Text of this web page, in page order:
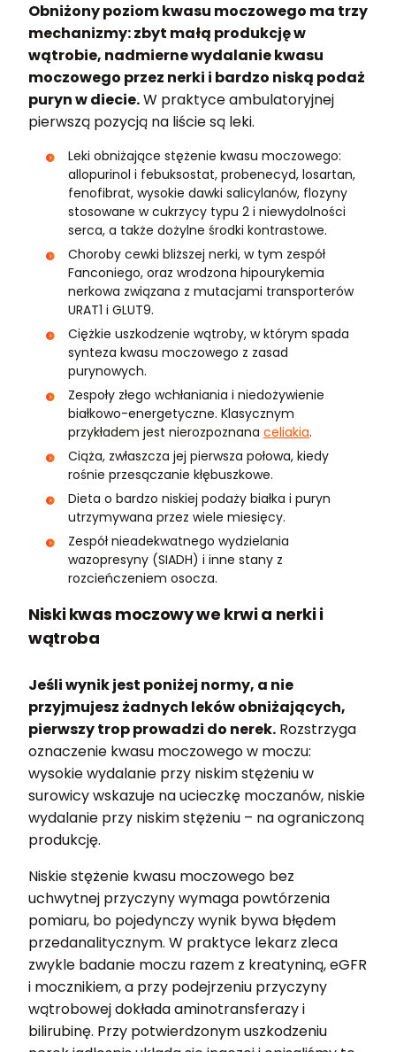
Obniżony poziom kwasu moczowego ma trzy
mechanizmy: zbyt małą produkcję w
wątrobie, nadmierne wydalanie kwasu
moczowego przez nerki i bardzo niską podaż
puryn w diecie.W praktyce ambulatoryjnej
pierwszą pozycją na liście są leki.
Leki obniżające stężenie kwasu moczowego:
allopurinol i febuksostat, probenecyd, losartan,
fenofibrat, wysokie dawki salicylanów, flozyny
stosowane w cukrzycy typu 2 i niewydolności
serca, a także dożylne środki kontrastowe.
Choroby cewki bliższej nerki, w tym zespół
Fanconiego, oraz wrodzona hipourykemia
nerkowa związana z mutacjami transporterów
URAT1 i GLUT9.
Ciężkie uszkodzenie wątroby, w którym spada
synteza kwasu moczowego z zasad
purynowych.
Zespoły złego wchłaniania i niedożywienie
białkowo-energetyczne. Klasycznym
przykładem jest nierozpoznana celiakia.
Ciąża, zwłaszcza jej pierwsza połowa, kiedy
rośnie przesączanie kłębuszkowe.
Dieta o bardzo niskiej podaży białka i puryn
utrzymywana przez wiele miesięcy.
Zespół nieadekwatnego wydzielania
wazopresyny (SIADH) i inne stany z
rozcieńczeniem osocza.
Niski kwas moczowy we krwi a nerki i
wątroba
Jeśli wynik jest poniżej normy, a nie
przyjmujesz żadnych leków obniżających,
pierwszy trop prowadzi do nerek. Rozstrzyga
oznaczenie kwasu moczowego w moczu:
wysokie wydalanie przy niskim stężeniu w
surowicy wskazuje na ucieczkę moczanów, niskie
wydalanie przy niskim stężeniu – na ograniczoną
produkcję.
Niskie stężenie kwasu moczowego bez
uchwytnej przyczyny wymaga powtórzenia
pomiaru, bo pojedynczy wynik bywa błędem
przedanalitycznym. W praktyce lekarz zleca
zwykle badanie moczu razem z kreatyniną, eGFR
i mocznikiem, a przy podejrzeniu przyczyny
wątrobowej dokłada aminotransferazy i
bilirubinę. Przy potwierdzonym uszkodzeniu